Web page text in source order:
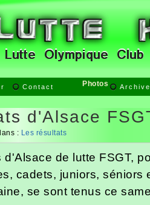
Contact Photos
d'Alsace
: Les résultats
d'Alsace de lutte FSGT,
cadets, juniors, séniors
se sont tenus ce